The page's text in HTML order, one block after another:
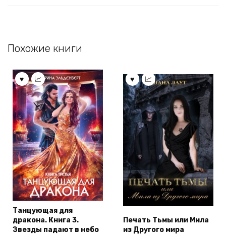
Похожие книги
Танцующая для
дракона. Книга 3.
Звезды падают в небо
Печать Тьмы или Мила
из Другого мира